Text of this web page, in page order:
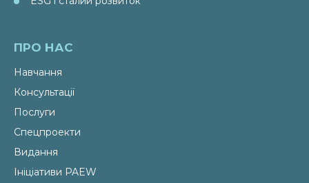
ПРО НАС
Навчання
Консультації
Послуги
Спецпроекти
Видання
Ініціативи PAEW